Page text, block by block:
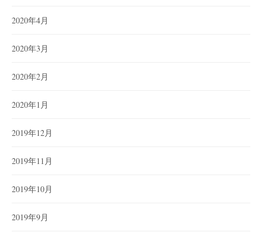
2020年4月
2020年3月
2020年2月
2020年1月
2019年12月
2019年11月
2019年10月
2019年9月